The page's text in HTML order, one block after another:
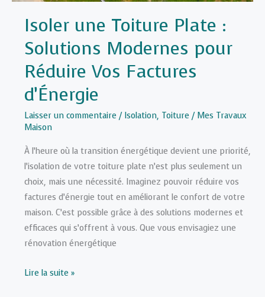
Isoler une Toiture Plate :
Solutions Modernes pour
Réduire Vos Factures
d’Énergie
Laisser un commentaire / Isolation, Toiture / Mes Travaux
Maison
À l’heure où la transition énergétique devient une priorité,
l’isolation de votre toiture plate n’est plus seulement un
choix, mais une nécessité. Imaginez pouvoir réduire vos
factures d’énergie tout en améliorant le confort de votre
maison. C’est possible grâce à des solutions modernes et
efficaces qui s’offrent à vous. Que vous envisagiez une
rénovation énergétique
Isoler
Lire la suite »